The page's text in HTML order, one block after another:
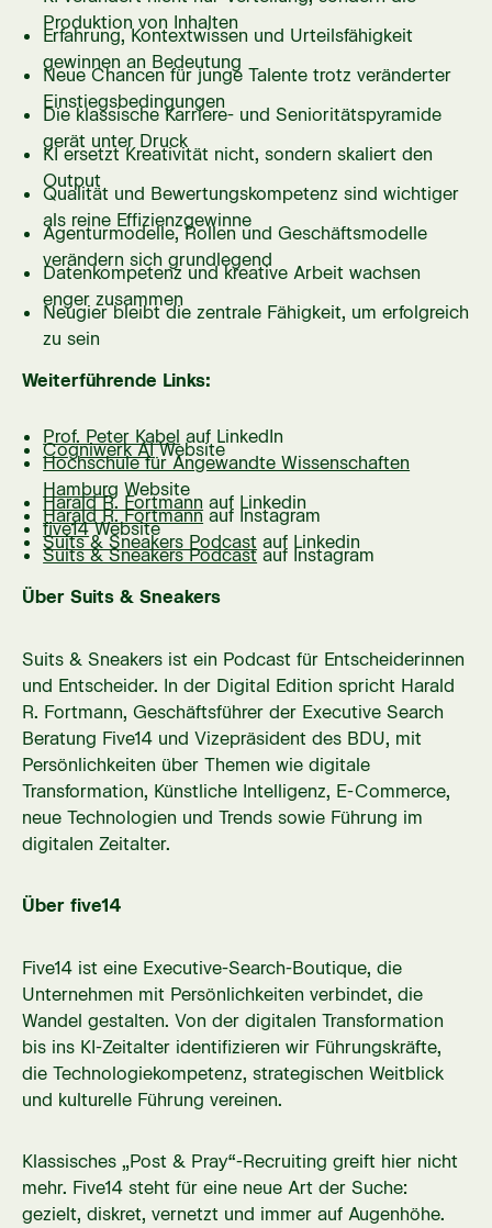
Produktion von Inhalten
Erfahrung, Kontextwissen und Urteilsfähigkeit
gewinnen an Bedeutung
Neue Chancen für junge Talente trotz veränderter
Einstiegsbedingungen
Die klassische Karriere- und Senioritätspyramide
gerät unter Druck
KI ersetzt Kreativität nicht, sondern skaliert den
Output
Qualität und Bewertungskompetenz sind wichtiger
als reine Effizienzgewinne
Agenturmodelle, Rollen und Geschäftsmodelle
verändern sich grundlegend
Datenkompetenz und kreative Arbeit wachsen
enger zusammen
Neugier bleibt die zentrale Fähigkeit, um erfolgreich
zu sein
Weiterführende Links:
Prof. Peter Kabel auf LinkedIn
Cogniwerk AIWebsite
Hochschule für Angewandte Wissenschaften
Hamburg Website
Harald R. Fortmann auf Linkedin
Harald R. Fortmannauf Instagram
five14Website
Suits & Sneakers Podcast auf Linkedin
Suits & Sneakers Podcastauf Instagram
Über Suits & Sneakers
Suits & Sneakers ist ein Podcast für Entscheiderinnen
und Entscheider. In der Digital Edition spricht Harald
R. Fortmann, Geschäftsführer der Executive Search
Beratung Five14 und Vizepräsident des BDU, mit
Persönlichkeiten über Themen wie digitale
Transformation, Künstliche Intelligenz, E-Commerce,
neue Technologien und Trends sowie Führung im
digitalen Zeitalter.
Über five14
Five14 ist eine Executive-Search-Boutique, die
Unternehmen mit Persönlichkeiten verbindet, die
Wandel gestalten. Von der digitalen Transformation
bis ins KI-Zeitalter identifizieren wir Führungskräfte,
die Technologiekompetenz, strategischen Weitblick
und kulturelle Führung vereinen.
Klassisches „Post & Pray“-Recruiting greift hier nicht
mehr. Five14 steht für eine neue Art der Suche:
gezielt, diskret, vernetzt und immer auf Augenhöhe.